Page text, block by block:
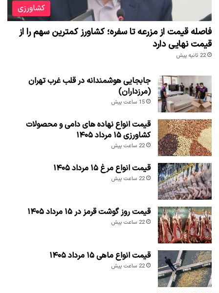
کشاورزی
فاصله قیمت از مزرعه تا سفره؛ کشاورز کمترین سهم را از
قیمت نهایی دارد
22 ثانیه پیش
جابجایی هوشمندانه در قلب غرب تهران
(مرزداران)
15 ساعت پیش
قیمت انواع نهاده های دامی و محصولات
کشاورزی ۱۵ مرداد ۱۴۰۵
22 ساعت پیش
قیمت انواع مرغ ۱۵ مرداد ۱۴۰۵
22 ساعت پیش
قیمت روز گوشت قرمز در ۱۵ مرداد ۱۴۰۵
22 ساعت پیش
قیمت انواع ماهی ۱۵ مرداد ۱۴۰۵
22 ساعت پیش